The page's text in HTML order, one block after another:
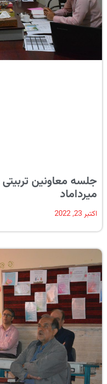
جلسه معاونین
میرداماد
اکتبر 23, 2022